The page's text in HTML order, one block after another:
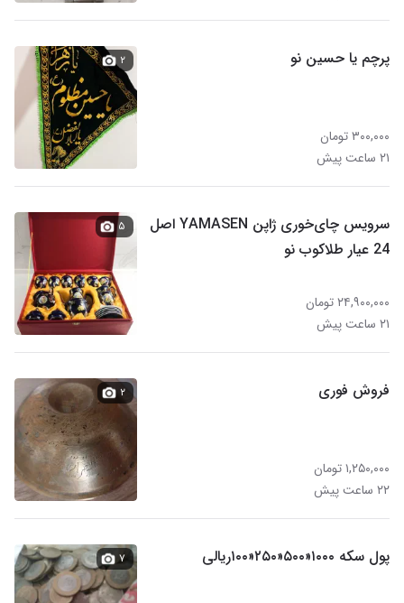
پرچم یا حسین نو
۳۰۰,۰۰۰ تومان
۲۱ ساعت پیش
۲
سرویس چای‌خوری ژاپن YAMASEN اصل
24 عیار طلاکوب نو
۲۴,۹۰۰,۰۰۰ تومان
۲۱ ساعت پیش
۵
فروش فوری
۱,۲۵۰,۰۰۰ تومان
۲۲ ساعت پیش
۲
پول سکه ۱۰۰۰«۵۰۰«۲۵۰«۱۰۰ریالی ۷